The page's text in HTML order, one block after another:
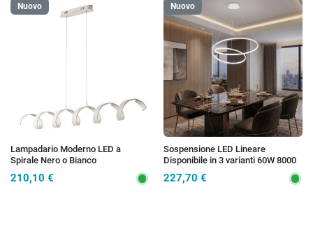
Nuovo
Lampadario Moderno LED a
Spirale Nero o Bianco
210,10 €
Nuovo
Sospensione LED Lineare
Disponibile in 3 varianti 60W 8000
227,70 €